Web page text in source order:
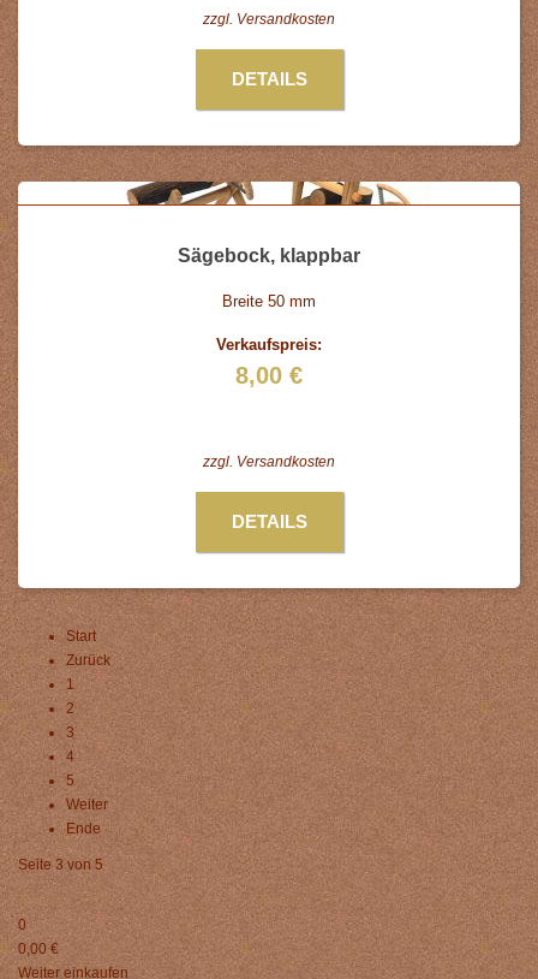
zzgl. Versandkosten
DETAILS
Sägebock, klappbar
Breite 50 mm
Verkaufspreis:
8,00 €
zzgl. Versandkosten
DETAILS
Start
Zurück
1
2
3
4
5
Weiter
Ende
Seite 3 von 5
0
0,00 €
Weiter einkaufen